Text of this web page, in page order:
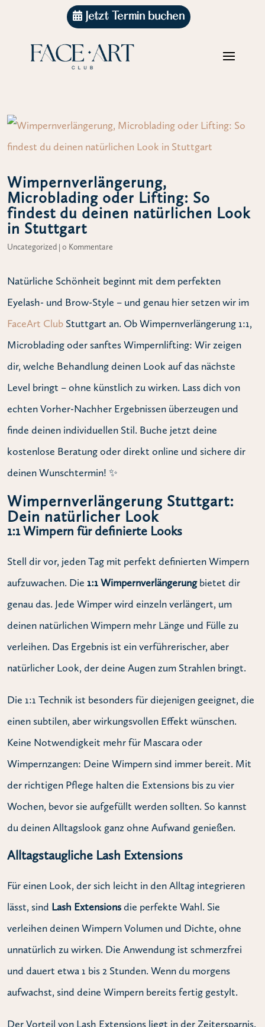
Jetzt Termin buchen
Wimpernverlängerung,
Microblading oder Lifting: So
findest du deinen natürlichen Look
in Stuttgart
Uncategorized | 0 Kommentare
Natürliche Schönheit beginnt mit dem perfekten
Eyelash- und Brow-Style – und genau hier setzen wir im
FaceArt Club Stuttgart an. Ob Wimpernverlängerung 1:1,
Microblading oder sanftes Wimpernlifting: Wir zeigen
dir, welche Behandlung deinen Look auf das nächste
Level bringt – ohne künstlich zu wirken. Lass dich von
echten Vorher-Nachher Ergebnissen überzeugen und
finde deinen individuellen Stil. Buche jetzt deine
kostenlose Beratung oder direkt online und sichere dir
deinen Wunschtermin! ✨
Wimpernverlängerung Stuttgart:
Dein natürlicher Look
1:1 Wimpern für definierte Looks
Stell dir vor, jeden Tag mit perfekt definierten Wimpern
aufzuwachen. Die 1:1 Wimpernverlängerungbietet dir
genau das. Jede Wimper wird einzeln verlängert, um
deinen natürlichen Wimpern mehr Länge und Fülle zu
verleihen. Das Ergebnis ist ein verführerischer, aber
natürlicher Look, der deine Augen zum Strahlen bringt.
Die 1:1 Technik ist besonders für diejenigen geeignet, die
einen subtilen, aber wirkungsvollen Effekt wünschen.
Keine Notwendigkeit mehr für Mascara oder
Wimpernzangen: Deine Wimpern sind immer bereit. Mit
der richtigen Pflege halten die Extensions bis zu vier
Wochen, bevor sie aufgefüllt werden sollten. So kannst
du deinen Alltagslook ganz ohne Aufwand genießen.
Alltagstaugliche Lash Extensions
Für einen Look, der sich leicht in den Alltag integrieren
lässt, sind Lash Extensionsdie perfekte Wahl. Sie
verleihen deinen Wimpern Volumen und Dichte, ohne
unnatürlich zu wirken. Die Anwendung ist schmerzfrei
und dauert etwa 1 bis 2 Stunden. Wenn du morgens
aufwachst, sind deine Wimpern bereits fertig gestylt.
Der Vorteil von Lash Extensions liegt in der Zeitersparnis.